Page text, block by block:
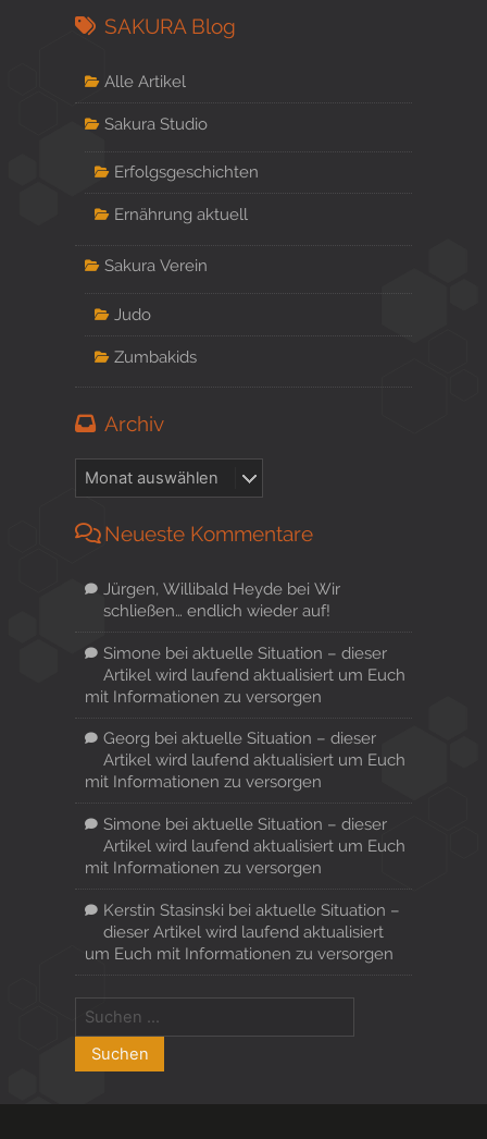
SAKURA Blog
Alle Artikel
Sakura Studio
Erfolgsgeschichten
Ernährung aktuell
Sakura Verein
Judo
Zumbakids
Archiv
Neueste Kommentare
Jürgen, Willibald Heydebei Wir
schließen… endlich wieder auf!
Simonebei aktuelle Situation – dieser
Artikel wird laufend aktualisiert um Euch
mit Informationen zu versorgen
Georg bei aktuelle Situation – dieser
Artikel wird laufend aktualisiert um Euch
mit Informationen zu versorgen
Simonebei aktuelle Situation – dieser
Artikel wird laufend aktualisiert um Euch
mit Informationen zu versorgen
Kerstin Stasinski bei aktuelle Situation –
dieser Artikel wird laufend aktualisiert
um Euch mit Informationen zu versorgen